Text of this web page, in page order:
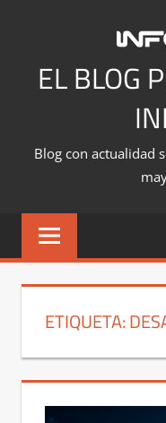
contenidoEL BLOG
Blog con actualidad
ETIQUETA: